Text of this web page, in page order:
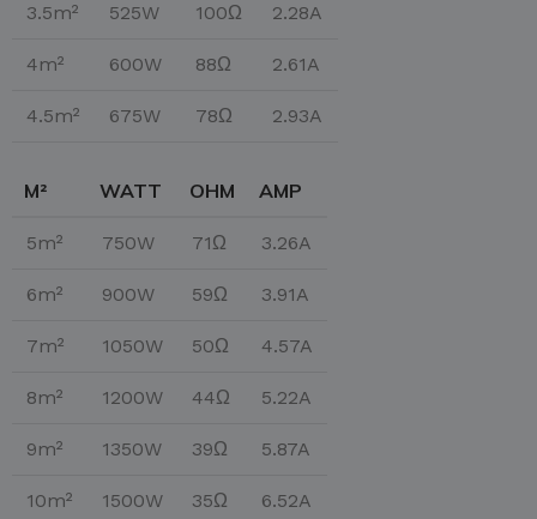
3.5m² 525W 100Ω 2.28A
4m² 600W 88Ω 2.61A
4.5m² 675W 78Ω 2.93A
M² WATT OHM AMP
5m² 750W 71Ω 3.26A
6m² 900W 59Ω 3.91A
7m² 1050W 50Ω 4.57A
8m² 1200W 44Ω 5.22A
9m² 1350W 39Ω 5.87A
10m² 1500W 35Ω 6.52A